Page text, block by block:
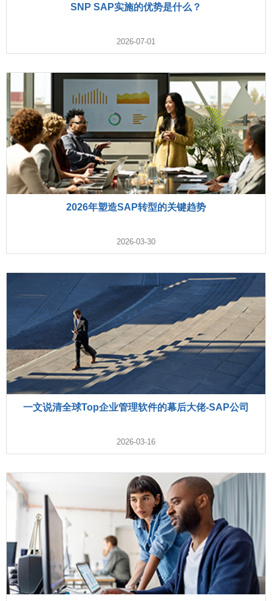
SNP SAP实施的优势是什么？
2026-07-01
2026年塑造SAP转型的关键趋势
2026-03-30
一文说清全球Top企业管理软件的幕后大佬-SAP公司
2026-03-16